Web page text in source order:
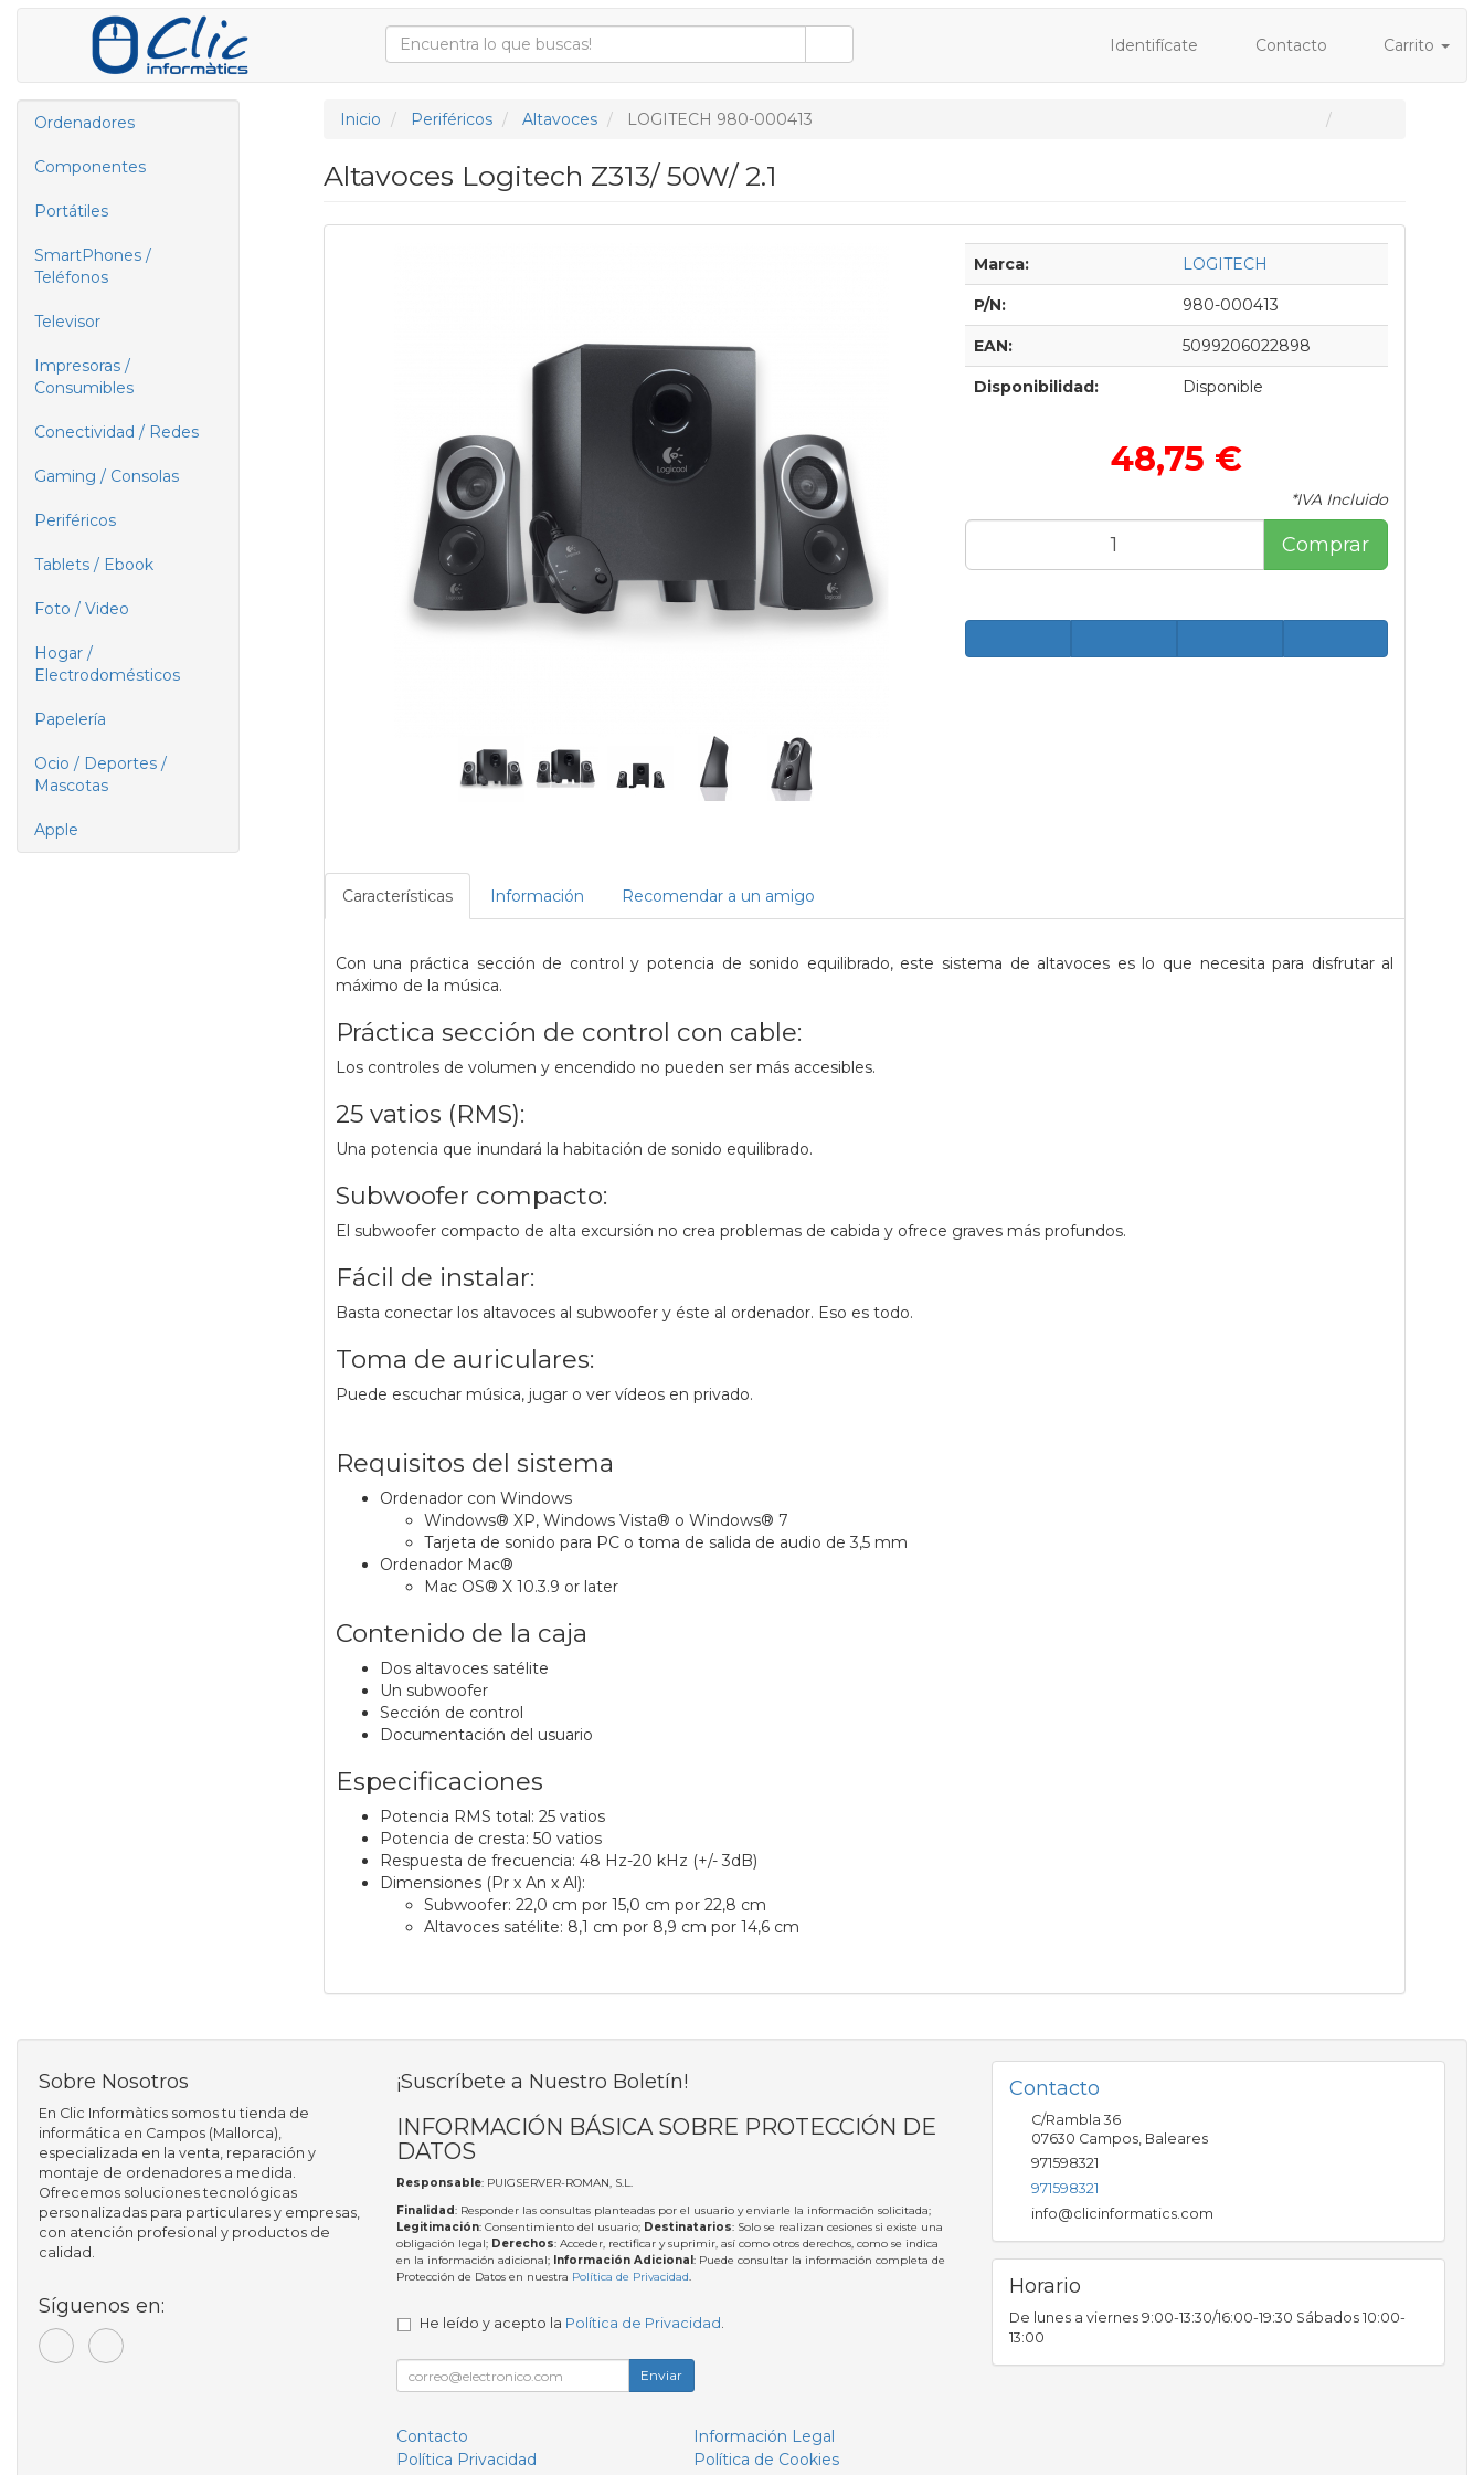
Identifícate Contacto Carrito
Ordenadores
Componentes
Portátiles
SmartPhones /
Teléfonos
Televisor
Impresoras /
Consumibles
Conectividad / Redes
Gaming / Consolas
Periféricos
Tablets / Ebook
Foto / Video
Hogar /
Electrodomésticos
Papelería
Ocio / Deportes /
Mascotas
Apple
Inicio Periféricos Altavoces LOGITECH 980-000413
Altavoces Logitech Z313/ 50W/ 2.1
Marca: LOGITECH
P/N: 980-000413
EAN: 5099206022898
Disponibilidad: Disponible
48,75 €
*IVA Incluido
Comprar
Características Información Recomendar a un amigo
Con una práctica sección de control y potencia de sonido equilibrado, este sistema de altavoces es lo que necesita para disfrutar al
máximo de la música.
Práctica sección de control con cable:
Los controles de volumen y encendido no pueden ser más accesibles.
25 vatios (RMS):
Una potencia que inundará la habitación de sonido equilibrado.
Subwoofer compacto:
El subwoofer compacto de alta excursión no crea problemas de cabida y ofrece graves más profundos.
Fácil de instalar:
Basta conectar los altavoces al subwoofer y éste al ordenador. Eso es todo.
Toma de auriculares:
Puede escuchar música, jugar o ver vídeos en privado.
Requisitos del sistema
Ordenador con Windows
Windows® XP, Windows Vista® o Windows® 7
Tarjeta de sonido para PC o toma de salida de audio de 3,5 mm
Ordenador Mac®
Mac OS® X 10.3.9 or later
Contenido de la caja
Dos altavoces satélite
Un subwoofer
Sección de control
Documentación del usuario
Especificaciones
Potencia RMS total: 25 vatios
Potencia de cresta: 50 vatios
Respuesta de frecuencia: 48 Hz-20 kHz (+/- 3dB)
Dimensiones (Pr x An x Al):
Subwoofer: 22,0 cm por 15,0 cm por 22,8 cm
Altavoces satélite: 8,1 cm por 8,9 cm por 14,6 cm
Sobre Nosotros
En Clic Informàtics somos tu tienda de
informática en Campos (Mallorca),
especializada en la venta, reparación y
montaje de ordenadores a medida.
Ofrecemos soluciones tecnológicas
personalizadas para particulares y empresas,
con atención profesional y productos de
calidad.
Síguenos en:
¡Suscríbete a Nuestro Boletín!
INFORMACIÓN BÁSICA SOBRE PROTECCIÓN DE
DATOS
Responsable: PUIGSERVER-ROMAN, S.L.
Finalidad: Responder las consultas planteadas por el usuario y enviarle la información solicitada;
Legitimación: Consentimiento del usuario; Destinatarios: Solo se realizan cesiones si existe una
obligación legal; Derechos: Acceder, rectificar y suprimir, así como otros derechos, como se indica
en la información adicional; Información Adicional : Puede consultar la información completa de
Protección de Datos en nuestra Política de Privacidad.
He leído y acepto la Política de Privacidad .
Enviar
Contacto
Información Legal
Política Privacidad
Política de Cookies
Contacto
C/Rambla 36
07630 Campos, Baleares
971598321
971598321
info@clicinformatics.com
Horario
De lunes a viernes 9:00-13:30/16:00-19:30 Sábados 10:00-
13:00